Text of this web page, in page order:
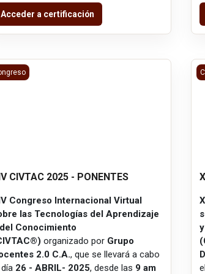
Acceder a certificación
CIVTAC 2025 - PONENTES
CIVTAC 2025 - PONENTES
Congreso Internacional Virtual
las Tecnologías del Aprendizaje
Conocimiento
organizado por Grupo
2.0 C.A., que se llevará a cabo
26 - ABRIL- 2025, desde las 9 am